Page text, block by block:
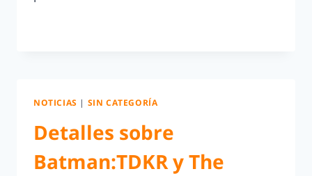
NOTICIAS | SIN CATEGORÍA
Detalles sobre
Batman:TDKR y The